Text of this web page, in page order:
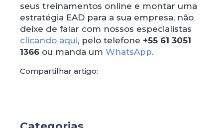
seus treinamentos online e montar uma
estratégia EAD para a sua empresa, não
deixe de falar com nossos especialistas
clicando aqui, pelo telefone +55 61 3051
1366 ou manda um WhatsApp.
Compartilhar artigo: